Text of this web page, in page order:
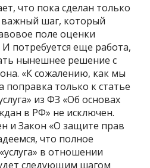
что пока сделан только
шаг, который
поле оценки
потребуется еще работа,
нынешнее решение с
«К сожалению, как мы
поправка только к статье
из ФЗ «Об основах
в РФ» не исключен.
и Закон «О защите прав
что полное
в отношении
следующим шагом